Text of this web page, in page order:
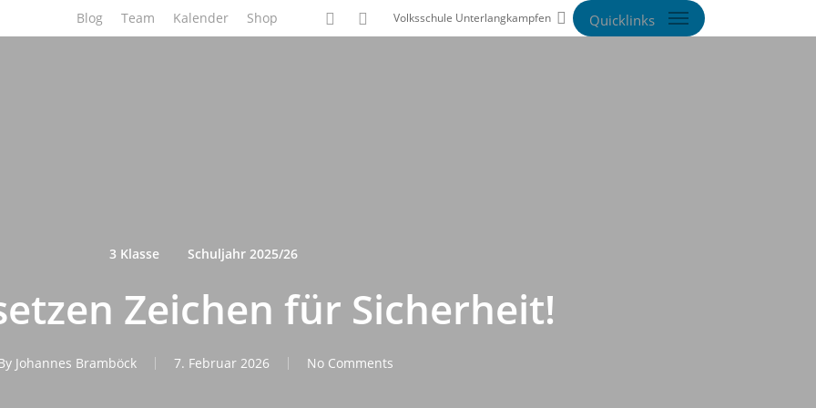
Blog Team Kalender Shop phone email Volksschule Unterlangkampfen search
3 Klasse Schuljahr 2025/26
Zeichen für Sicherheit!
Johannes Bramböck 7. Februar 2026 No Comments